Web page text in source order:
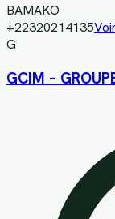
BAMAKO
+22320214135
G
GCIM –